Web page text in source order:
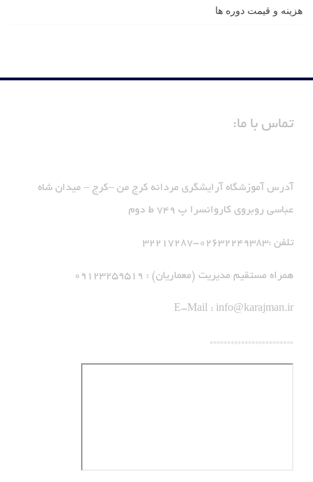
هزینه و قیمت دوره ها
تماس با ما:
آدرس آموزشگاه آرایشگری مردانه کرج من –کرج – میدان شاه
عباسی روبروی کاروانسرا پ 749 ط دوم
تلفن :02632249383-32217287
همراه مستقیم مدیریت (معماریان) : 09123259519
E-Mail : info@karajman.ir
************************